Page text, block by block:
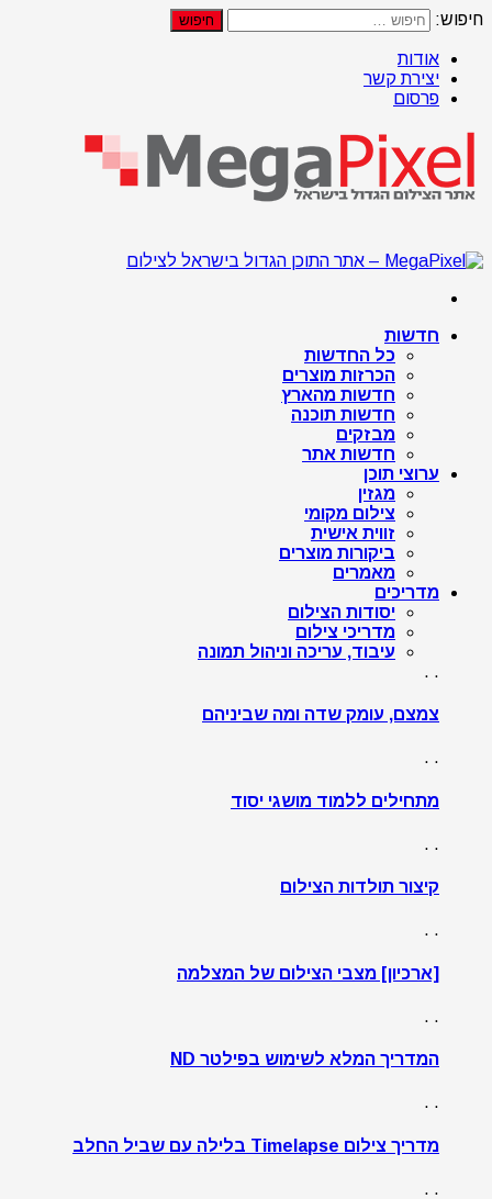
חיפוש:
אודות
יצירת קשר
פרסום
חדשות
כל החדשות
הכרזות מוצרים
חדשות מהארץ
חדשות תוכנה
מבזקים
חדשות אתר
ערוצי תוכן
מגזין
צילום מקומי
זווית אישית
ביקורות מוצרים
מאמרים
מדריכים
יסודות הצילום
מדריכי צילום
עיבוד, עריכה וניהול תמונה
. .
צמצם, עומק שדה ומה שביניהם
. .
מתחילים ללמוד מושגי יסוד
. .
קיצור תולדות הצילום
. .
[ארכיון] מצבי הצילום של המצלמה
. .
המדריך המלא לשימוש בפילטר ND
. .
מדריך צילום Timelapse בלילה עם שביל החלב
. .